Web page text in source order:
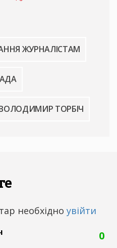
ЖУРНАЛІСТАМ
ТОРБІЧ
необхідно увійти
0